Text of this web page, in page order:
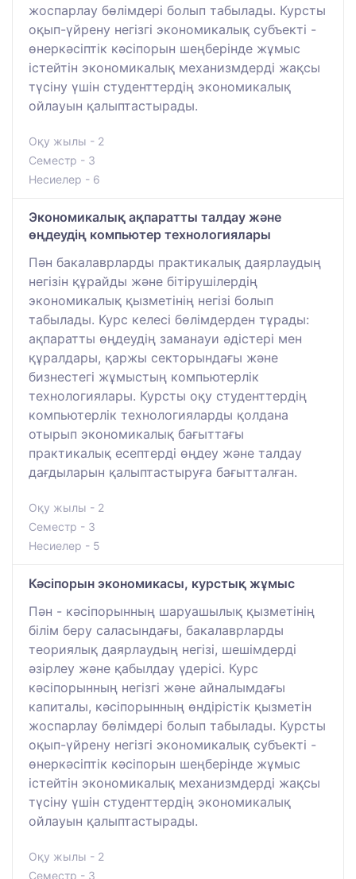
жоспарлау бөлімдері болып табылады. Курсты
оқып-үйрену негізгі экономикалық субъекті -
өнеркәсіптік кәсіпорын шеңберінде жұмыс
істейтін экономикалық механизмдерді жақсы
түсіну үшін студенттердің экономикалық
ойлауын қалыптастырады.
Оқу жылы - 2
Семестр - 3
Несиелер - 6
Экономикалық ақпаратты талдау және
өңдеудің компьютер технологиялары
Пән бакалаврларды практикалық даярлаудың
негізін құрайды және бітірушілердің
экономикалық қызметінің негізі болып
табылады. Курс келесі бөлімдерден тұрады:
ақпаратты өңдеудің заманауи әдістері мен
құралдары, қаржы секторындағы және
бизнестегі жұмыстың компьютерлік
технологиялары. Курсты оқу студенттердің
компьютерлік технологияларды қолдана
отырып экономикалық бағыттағы
практикалық есептерді өңдеу және талдау
дағдыларын қалыптастыруға бағытталған.
Оқу жылы - 2
Семестр - 3
Несиелер - 5
Кәсіпорын экономикасы, курстық жұмыс
Пән - кәсіпорынның шаруашылық қызметінің
білім беру саласындағы, бакалаврларды
теориялық даярлаудың негізі, шешімдерді
әзірлеу және қабылдау үдерісі. Курс
кәсіпорынның негізгі және айналымдағы
капиталы, кәсіпорынның өндірістік қызметін
жоспарлау бөлімдері болып табылады. Курсты
оқып-үйрену негізгі экономикалық субъекті -
өнеркәсіптік кәсіпорын шеңберінде жұмыс
істейтін экономикалық механизмдерді жақсы
түсіну үшін студенттердің экономикалық
ойлауын қалыптастырады.
Оқу жылы - 2
Семестр - 3